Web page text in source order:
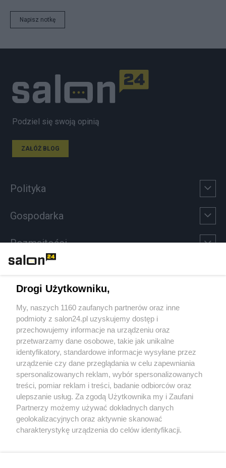
Napisz notkę
Podziel się swoją opinią
ZAŁÓŻ BLOG
Polityka
Gospodarka
Rozmaitości
Sport
Społeczeństwo
Kultura
X Facebook Instagram Youtube
Drogi Użytkowniku,
My, naszych 1160 zaufanych partnerów oraz inne
podmioty z salon24.pl uzyskujemy dostęp i
przechowujemy informacje na urządzeniu oraz
przetwarzamy dane osobowe, takie jak unikalne
identyfikatory, standardowe informacje wysyłane przez
urządzenie czy dane przeglądania w celu zapewniania
spersonalizowanych reklam, wybór spersonalizowanych
treści, pomiar reklam i treści, badanie odbiorców oraz
ulepszanie usług. Za zgodą Użytkownika my i Zaufani
Partnerzy możemy używać dokładnych danych
geolokalizacyjnych oraz aktywnie skanować
charakterystykę urządzenia do celów identyfikacji.